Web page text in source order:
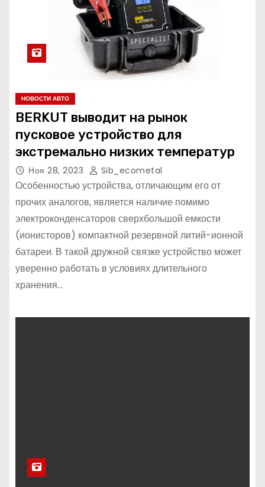
НОВОСТИ АВТО
BERKUT выводит на рынок
пусковое устройство для
экстремально низких температур
Ноя 28, 2023 Sib_ecometal
Особенностью устройства, отличающим его от
прочих аналогов, является наличие помимо
электроконденсаторов сверхбольшой емкости
(ионисторов) компактной резервной литий-ионной
батареи. В такой дружной связке устройство может
уверенно работать в условиях длительного
хранения…